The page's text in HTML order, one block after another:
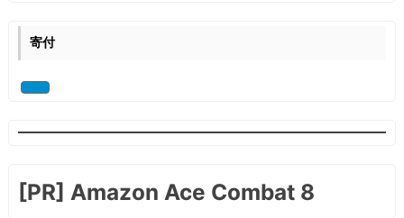
る
寄付
[PR] Amazon Ace Combat 8